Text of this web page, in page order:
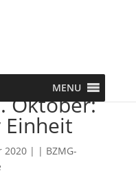
MENU
Oktober:
Einheit
2020| | BZMG-